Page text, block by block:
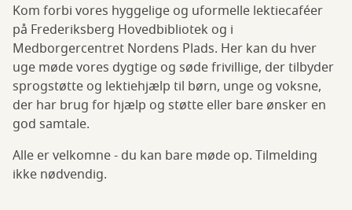
Kom forbi vores hyggelige og uformelle lektiecaféer
på Frederiksberg Hovedbibliotek og i
Medborgercentret Nordens Plads. Her kan du hver
uge møde vores dygtige og søde frivillige, der tilbyder
sprogstøtte og lektiehjælp til børn, unge og voksne,
der har brug for hjælp og støtte eller bare ønsker en
god samtale.
Alle er velkomne - du kan bare møde op. Tilmelding
ikke nødvendig.